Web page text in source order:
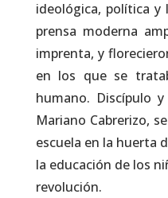
ideológica, política
prensa moderna
imprenta, y
en los que se
humano. Discípulo
Mariano Cabrerizo,
escuela en la huerta
la educación de los
revolución.